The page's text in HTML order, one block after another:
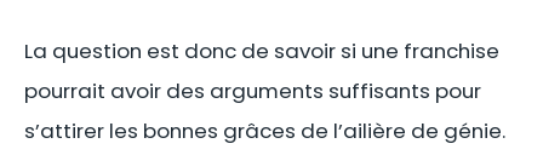
La question est donc de savoir si une franchise
pourrait avoir des arguments suffisants pour
s’attirer les bonnes grâces de l’ailière de génie.